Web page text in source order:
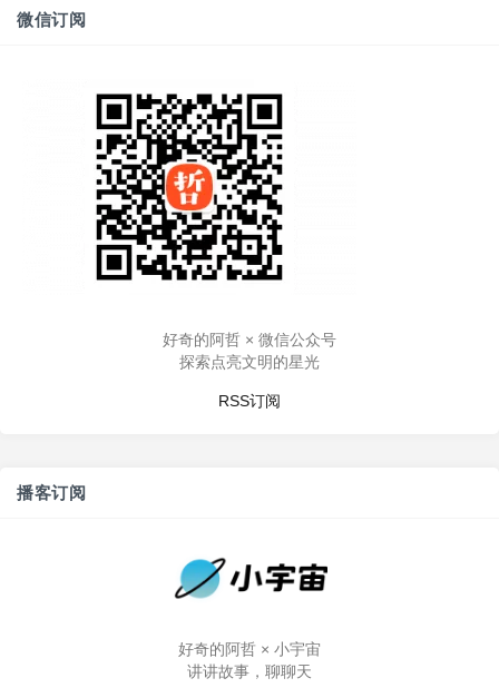
微信订阅
好奇的阿哲 × 微信公众号
探索点亮文明的星光
RSS订阅
播客订阅
好奇的阿哲 × 小宇宙
讲讲故事，聊聊天